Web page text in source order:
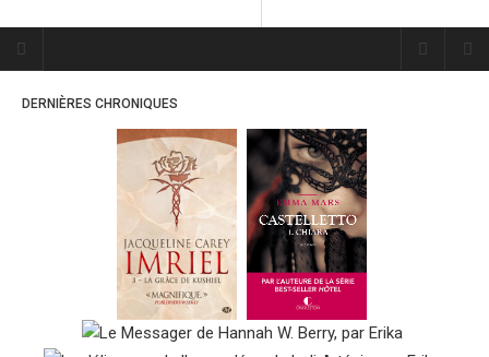
Plume Bleue
« Les mots sont les passants
« Les mots sont les passants
mystérieux de l’âme. »
DERNIÈRES CHRONIQUES